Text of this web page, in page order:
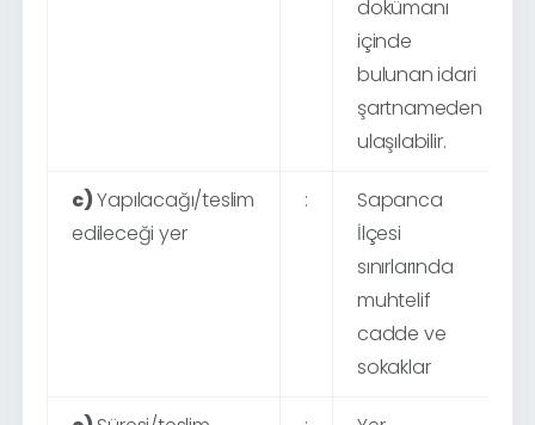
dokümanı
içinde
bulunan idari
şartnameden
ulaşılabilir.
c)Yapılacağı/teslim
edileceği yer
:
Sapanca
İlçesi
sınırlarında
muhtelif
cadde ve
sokaklar